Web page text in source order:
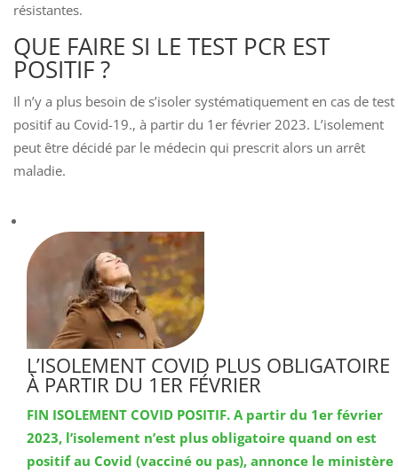
résistantes.
QUE FAIRE SI LE TEST PCR EST
POSITIF ?
Il n’y a plus besoin de s’isoler systématiquement en cas de test
positif au Covid-19., à partir du 1er février 2023. L’isolement
peut être décidé par le médecin qui prescrit alors un arrêt
maladie.
L’ISOLEMENT COVID PLUS OBLIGATOIRE
À PARTIR DU 1ER FÉVRIER
FIN ISOLEMENT COVID POSITIF. A partir du 1er février
2023, l’isolement n’est plus obligatoire quand on est
positif au Covid (vacciné ou pas), annonce le ministère